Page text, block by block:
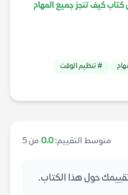
كتاب كيف تنجز جميع المهام
# تنظيم الوقت
متوسط التقييم:0.0 من 5
حول هذا الكتاب.